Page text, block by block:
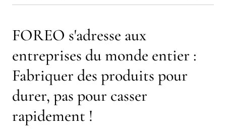
FOREO s'adresse aux
entreprises du monde entier :
Fabriquer des produits pour
durer, pas pour casser
rapidement !